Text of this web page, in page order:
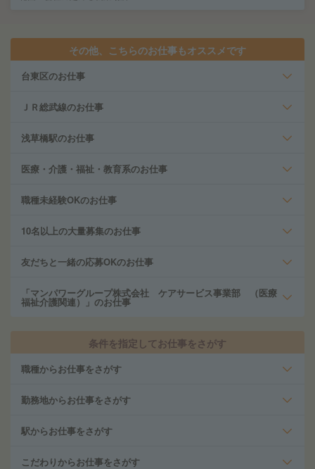
その他、こちらのお仕事もオススメです
台東区のお仕事
ＪＲ総武線のお仕事
浅草橋駅のお仕事
医療・介護・福祉・教育系のお仕事
職種未経験OKのお仕事
10名以上の大量募集のお仕事
友だちと一緒の応募OKのお仕事
「マンパワーグループ株式会社 ケアサービス事業部 （医療
福祉介護関連）」のお仕事
条件を指定してお仕事をさがす
職種からお仕事をさがす
勤務地からお仕事をさがす
駅からお仕事をさがす
こだわりからお仕事をさがす